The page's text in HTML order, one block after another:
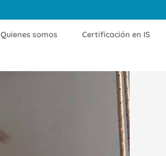
Quienes somos Certificación en IS